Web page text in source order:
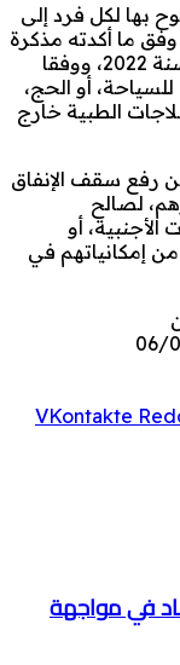
لكل فرد إلى
ما أكدته مذكرة
داخلية للمكتب، انطلق العمل بداية هذه السنة 2022، ووفقا
أو الحج،
الطبية خارج
من رفع سقف الإنفاق
أقصاه 200 ألف درهم، لصالح
أو
من إمكانياتهم في
في مواجهة